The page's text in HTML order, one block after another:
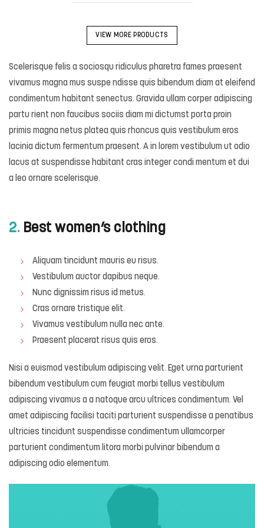
VIEW MORE PRODUCTS
Scelerisque felis a sociosqu ridiculus pharetra fames praesent
vivamus magna mus suspe ndisse quis bibendum diam at eleifend
condimentum habitant senectus. Gravida ullam corper adipiscing
partu rient non faucibus sociis diam mi dictumst porta proin
primis magna netus platea quis rhoncus quis vestibulum eros
lacinia dictum fermentum praesent. A in lorem vestibulum ut odio
lacus at suspendisse habitant cras integer condi mentum et dui
a leo ornare scelerisque.
2.Best women’s clothing
Aliquam tincidunt mauris eu risus.
Vestibulum auctor dapibus neque.
Nunc dignissim risus id metus.
Cras ornare tristique elit.
Vivamus vestibulum nulla nec ante.
Praesent placerat risus quis eros.
Nisi a euismod vestibulum adipiscing velit. Eget urna parturient
bibendum vestibulum cum feugiat morbi tellus vestibulum
adipiscing vivamus a a natoque arcu ultrices condimentum. Vel
amet adipiscing facilisi taciti parturient suspendisse a penatibus
ultricies tincidunt suspendisse condimentum ullamcorper
parturient condimentum litora morbi pulvinar bibendum a
adipiscing odio elementum.